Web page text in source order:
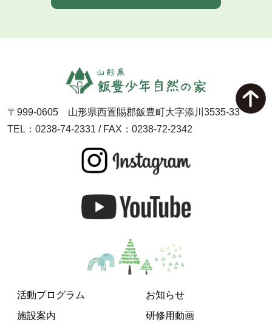
〒999-0605 山形県西置賜郡飯豊町大字添川3535-33
TEL：0238-74-2331 / FAX：0238-72-2342
活動プログラム
施設案内
お知らせ
研修用動画